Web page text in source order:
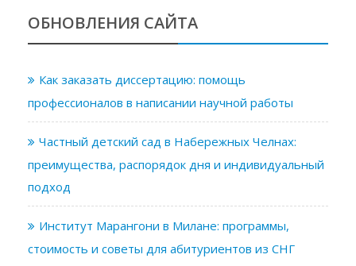
ОБНОВЛЕНИЯ САЙТА
Как заказать диссертацию: помощь
профессионалов в написании научной работы
Частный детский сад в Набережных Челнах:
преимущества, распорядок дня и индивидуальный
подход
Институт Марангони в Милане: программы,
стоимость и советы для абитуриентов из СНГ